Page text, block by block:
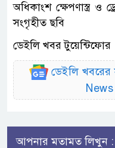
অধিকাংশ ক্ষেপণাস্ত্র ও
সংগৃহীত ছবি
ডেইলি খবর টুয়েন্টিফোর
ডেইলি
আপনার মতামত লিখুন :